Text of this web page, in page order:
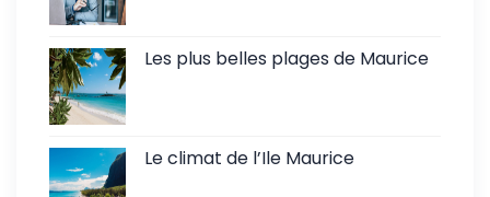
Les plus belles plages de Maurice
Le climat de l’Ile Maurice